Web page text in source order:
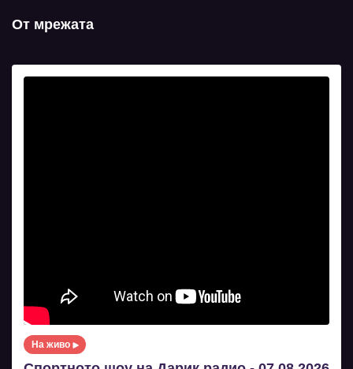
От мрежата
На живо